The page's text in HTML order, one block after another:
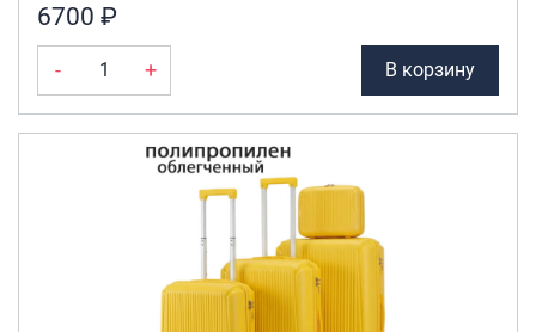
6700 ₽
- + В корзину